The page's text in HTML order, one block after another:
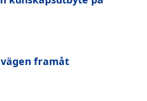
framåt